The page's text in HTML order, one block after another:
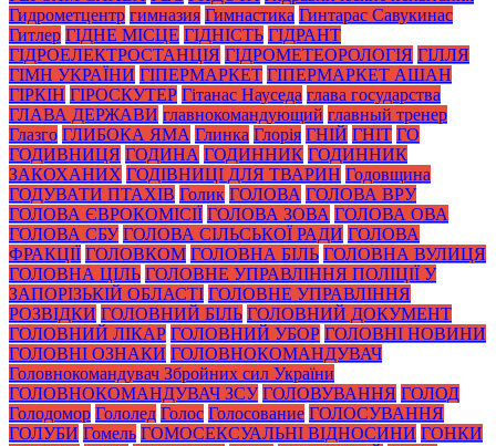
Гидрометцентр гимназия Гимнастика Гинтарас Савукинас
Гитлер ГІДНЕ МІСЦЕ ГІДНІСТЬ ГІДРАНТ
ГІДРОЕЛЕКТРОСТАНЦІЯ ГІДРОМЕТЕОРОЛОГІЯ ГІЛЛЯ
ГІМН УКРАЇНИ ГІПЕРМАРКЕТ ГІПЕРМАРКЕТ АШАН
ГІРКІН ГІРОСКУТЕР Гітанас Науседа глава государства
ГЛАВА ДЕРЖАВИ главнокомандующий главный тренер
Глазго ГЛИБОКА ЯМА Глинка Глорія ГНІЙ ГНІТ ГО
ГОДИВНИЦЯ ГОДИНА ГОДИННИК ГОДИННИК
ЗАКОХАНИХ ГОДІВНИЦІ ДЛЯ ТВАРИН Годовщина
ГОДУВАТИ ПТАХІВ Голик ГОЛОВА ГОЛОВА ВРУ
ГОЛОВА ЄВРОКОМІСІЇ ГОЛОВА ЗОВА ГОЛОВА ОВА
ГОЛОВА СБУ ГОЛОВА СІЛЬСЬКОЇ РАДИ ГОЛОВА
ФРАКЦІЇ ГОЛОВКОМ ГОЛОВНА БІЛЬ ГОЛОВНА ВУЛИЦЯ
ГОЛОВНА ЦІЛЬ ГОЛОВНЕ УПРАВЛІННЯ ПОЛІЦІЇ У
ЗАПОРІЗЬКІЙ ОБЛАСТІ ГОЛОВНЕ УПРАВЛІННЯ
РОЗВІДКИ ГОЛОВНИЙ БІЛЬ ГОЛОВНИЙ ДОКУМЕНТ
ГОЛОВНИЙ ЛІКАР ГОЛОВНИЙ УБОР ГОЛОВНІ НОВИНИ
ГОЛОВНІ ОЗНАКИ ГОЛОВНОКОМАНДУВАЧ
Головнокомандувач Збройних сил України
ГОЛОВНОКОМАНДУВАЧ ЗСУ ГОЛОВУВАННЯ ГОЛОД
Голодомор Гололед Голос Голосование ГОЛОСУВАННЯ
ГОЛУБИ Гомель ГОМОСЕКСУАЛЬНІ ВІДНОСИНИ ГОНКИ